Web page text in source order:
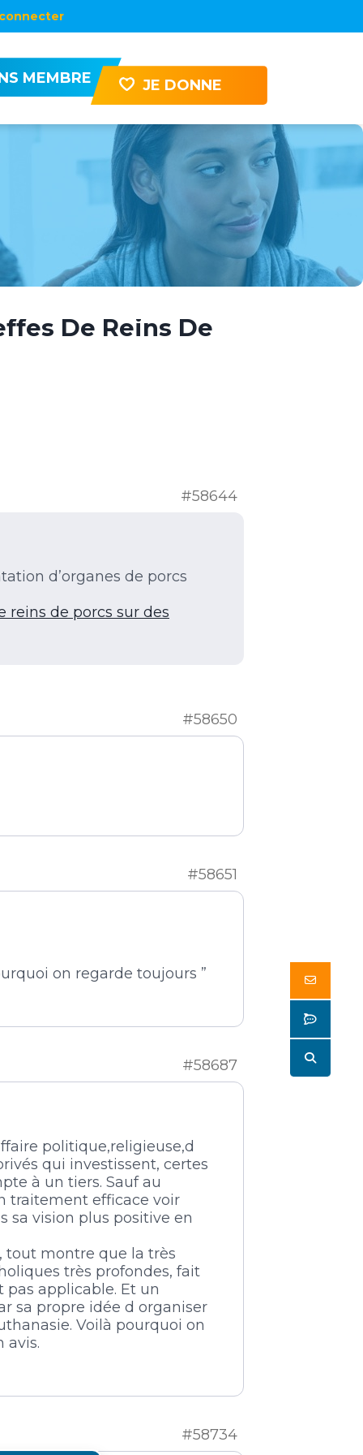
MEMBRE JE DONNE
De Reins De
#58644
d’organes de porcs
reins de porcs sur des
#58650
#58651
on regarde toujours ”
#58687
politique,religieuse,d
qui investissent, certes
à un tiers. Sauf au
traitement efficace voir
sa vision plus positive en
tout montre que la très
très profondes, fait
applicable. Et un
sa propre idée d organiser
Voilà pourquoi on
avis.
#58734